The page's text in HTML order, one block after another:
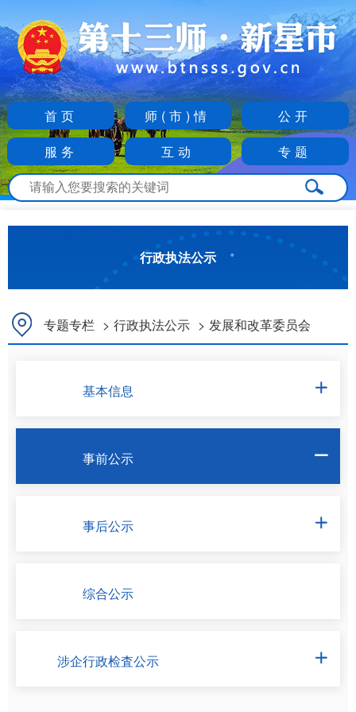
首页 师(市)情
公开
服务
互动 专题
行政执法公示
专题专栏 > 行政执法公示 > 发展和改革委员会
基本信息 
事前公示 
事后公示 
综合公示
涉企行政检査公示 